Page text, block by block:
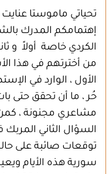
تحياتي ماموستا عنايت
إهتمامكم المدرك
الكردي خاصة أولاً و
من أخترتهم في هذا
الأول ، الوارد في
حُر ، ما أن تحقق حتى
مشاعري مجنونة ،
السؤال الثاني
توقعات صائبة على
سورية هذه الأيام